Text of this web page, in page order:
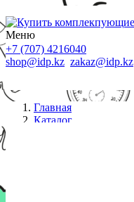
Меню
+7 (707) 4216040
shop@idp.kz zakaz@idp.kz
Главная
Каталог